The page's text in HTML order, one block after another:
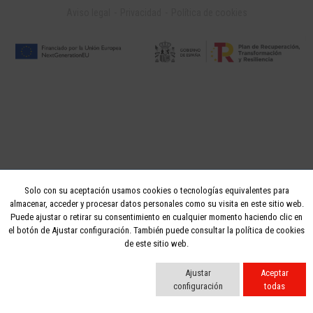
Solo con su aceptación usamos cookies o tecnologías equivalentes para
almacenar, acceder y procesar datos personales como su visita en este sitio web.
Puede ajustar o retirar su consentimiento en cualquier momento haciendo clic en
el botón de Ajustar configuración. También puede consultar la política de cookies
de este sitio web.
Ajustar
configuración
Aceptar
todas